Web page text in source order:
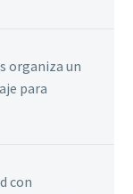
organiza un
para
con